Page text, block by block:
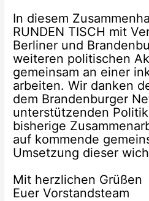
In diesem
RUNDEN TISCH mit
Berliner und
weiteren politischen
gemeinsam an einer
arbeiten. Wir danken
dem Brandenburger
unterstützenden
bisherige
auf kommende
Umsetzung dieser
Mit herzlichen Grüßen
Euer Vorstandsteam